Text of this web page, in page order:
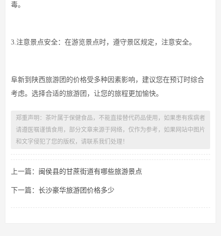
毒。
3.注意景点安全：在游览景点时，遵守景区规定，注意安全。
阜新到陕西旅游团的价格受多种因素影响，建议您在预订时综合
考虑。选择合适的旅游团，让您的旅程更加愉快。
郑重声明：茶叶属于保健食品，不能直接替代药品使用，如果患有疾病者
请遵医嘱谨慎食用，部分文章来源于网络，仅作为参考，如果网站中图片
和文字侵犯了您的版权，请联系我们处理！
上一篇： 闽侯县的甘蔗街道有哪些旅游景点
下一篇： 长沙豪华旅游团价格多少